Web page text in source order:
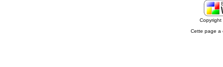
Cette page a